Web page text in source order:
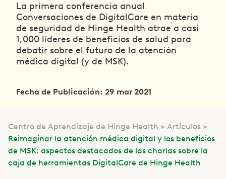
La primera conferencia anual
Conversaciones de DigitalCare en materia
de seguridad de Hinge Health atrae a casi
1,000 líderes de beneficios de salud para
debatir sobre el futuro de la atención
médica digital (y de MSK).
Fecha de Publicación: 29 mar 2021
Centro de Aprendizaje de Hinge Health
Artículos
Reimaginar la atención médica digital y los beneficios
de MSK: aspectos destacados de las charlas sobre la
caja de herramientas DigitalCare de Hinge Health